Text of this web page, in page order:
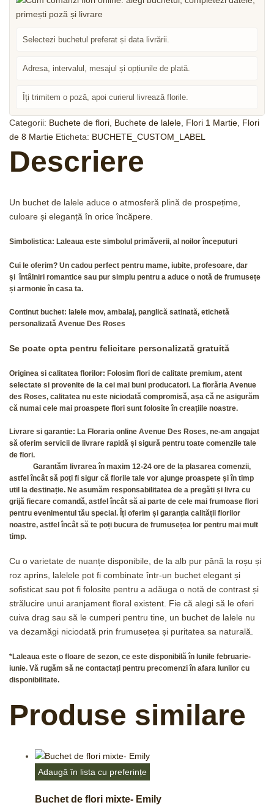
Selectezi buchetul preferat și data livrării.
Adresa, intervalul, mesajul și opțiunile de plată.
Îți trimitem o poză, apoi curierul livrează florile.
Categorii: Buchete de flori Buchete de lalele Flori 1 Martie Flori
de 8 Martie Eticheta: BUCHETE_CUSTOM_LABEL
Descriere
Un buchet de lalele aduce o atmosferă plină de prospețime,
culoare și eleganță în orice încăpere.
Simbolistica: Laleaua este simbolul primăverii, al noilor începuturi
Cui le oferim? Un cadou perfect pentru mame, iubite, profesoare, dar
și întâlniri romantice sau pur simplu pentru a aduce o notă de frumusețe
și armonie în casa ta.
Continut buchet: lalele mov, ambalaj, panglică satinată, etichetă
personalizată Avenue Des Roses
Se poate opta pentru felicitare personalizată gratuită
Originea si calitatea florilor: Folosim flori de calitate premium, atent
selectate si provenite de la cei mai buni producatori. La florăria Avenue
des Roses, calitatea nu este niciodată compromisă, așa că ne asigurăm
că numai cele mai proaspete flori sunt folosite în creațiile noastre.
Livrare si garantie: La Floraria online Avenue Des Roses, ne-am angajat
să oferim servicii de livrare rapidă și sigură pentru toate comenzile tale
de flori.
Garantăm livrarea în maxim 12-24 ore de la plasarea comenzii,
astfel încât să poți fi sigur că florile tale vor ajunge proaspete și în timp
util la destinație. Ne asumăm responsabilitatea de a pregăti și livra cu
grijă fiecare comandă, astfel încât să ai parte de cele mai frumoase flori
pentru evenimentul tău special. Îți oferim și garanția calității florilor
noastre, astfel încât să te poți bucura de frumusețea lor pentru mai mult
timp.
Cu o varietate de nuanțe disponibile, de la alb pur până la roșu și
roz aprins, lalelele pot fi combinate într-un buchet elegant și
sofisticat sau pot fi folosite pentru a adăuga o notă de contrast și
strălucire unui aranjament floral existent. Fie că alegi să le oferi
cuiva drag sau să le cumperi pentru tine, un buchet de lalele nu
va dezamăgi niciodată prin frumusețea și puritatea sa naturală.
*Laleaua este o floare de sezon, ce este disponibilă în lunile februarie-
iunie. Vă rugăm să ne contactați pentru precomenzi în afara lunilor cu
disponibilitate.
Produse similare
Adaugă în lista cu preferințe
Buchet de flori mixte- Emily